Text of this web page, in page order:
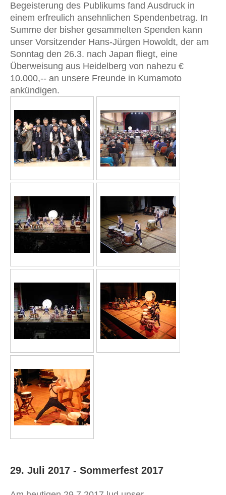
Begeisterung des Publikums fand Ausdruck in
einem erfreulich ansehnlichen Spendenbetrag. In
Summe der bisher gesammelten Spenden kann
unser Vorsitzender Hans-Jürgen Howoldt, der am
Sonntag den 26.3. nach Japan fliegt, eine
Überweisung aus Heidelberg von nahezu €
10.000,-- an unsere Freunde in Kumamoto
ankündigen.
29. Juli 2017 - Sommerfest 2017